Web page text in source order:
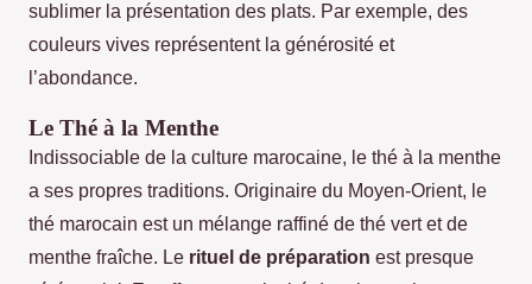
sublimer la présentation des plats. Par exemple, des
couleurs vives représentent la générosité et
l’abondance.
Le Thé à la Menthe
Indissociable de la culture marocaine, le thé à la menthe
a ses propres traditions. Originaire du Moyen-Orient, le
thé marocain est un mélange raffiné de thé vert et de
menthe fraîche. Le rituel de préparation est presque